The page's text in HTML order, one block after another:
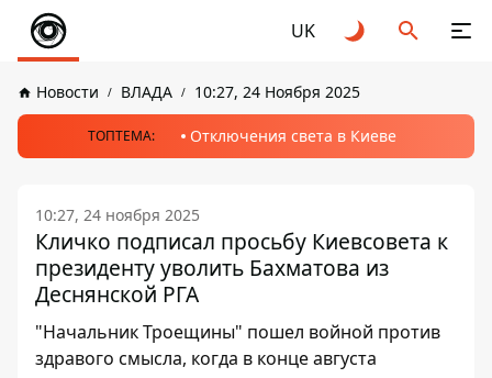
UK
Новости ВЛАДА 10:27, 24 Ноября 2025
ТОПТЕМА: Отключения света в Киеве
10:27, 24 ноября 2025
Кличко подписал просьбу Киевсовета к
президенту уволить Бахматова из
Деснянской РГА
"Начальник Троещины" пошел войной против
здравого смысла, когда в конце августа